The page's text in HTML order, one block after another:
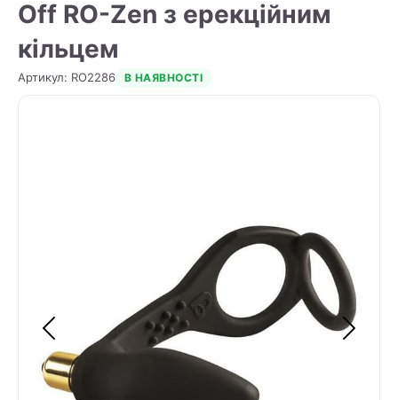
Off RO-Zen з ерекційним
кільцем
Артикул: RO2286 В НАЯВНОСТІ